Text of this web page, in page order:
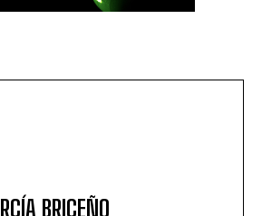
BRICEÑO